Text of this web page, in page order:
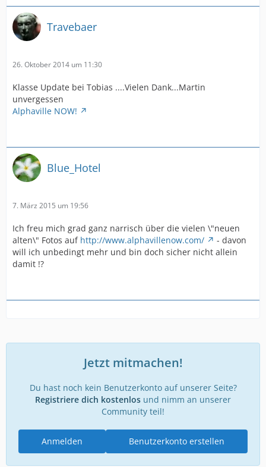
Travebaer
26. Oktober 2014 um 11:30
Klasse Update bei Tobias ....Vielen Dank...Martin
unvergessen
Alphaville NOW!
Blue_Hotel
7. März 2015 um 19:56
Ich freu mich grad ganz narrisch über die vielen \"neuen
alten\" Fotos auf http://www.alphavillenow.com/
- davon
will ich unbedingt mehr und bin doch sicher nicht allein
damit !?
Jetzt mitmachen!
Du hast noch kein Benutzerkonto auf unserer Seite?
Registriere dich kostenlos und nimm an unserer
Community teil!
Benutzerkonto erstellen
Anmelden